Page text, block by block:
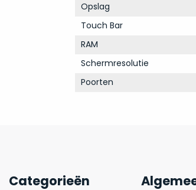
Opslag
Touch Bar
RAM
Schermresolutie
Poorten
Categorieën